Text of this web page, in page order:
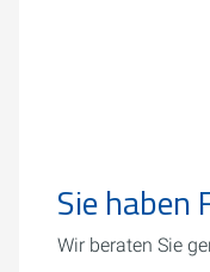
Sie haben
Wir beraten Sie